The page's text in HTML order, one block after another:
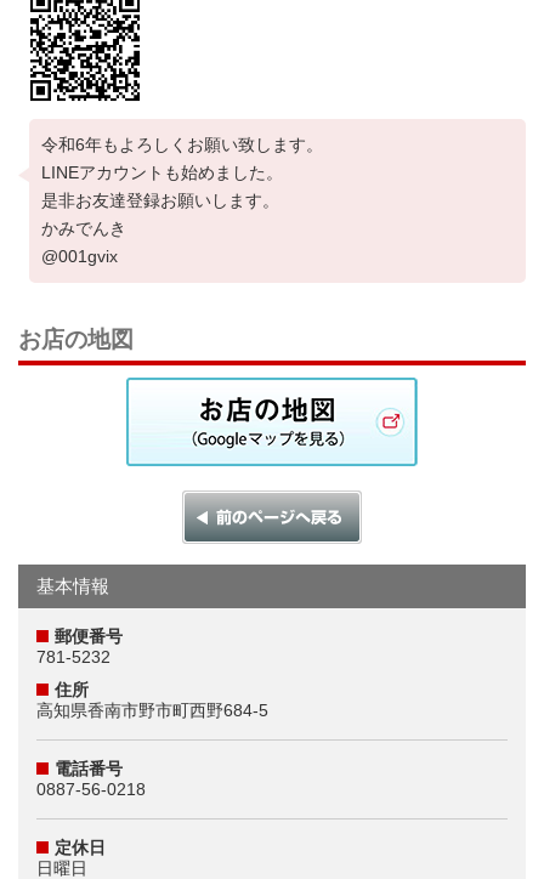
令和6年もよろしくお願い致します。
LINEアカウントも始めました。
是非お友達登録お願いします。
かみでんき
@001gvix
お店の地図
基本情報
郵便番号
781-5232
住所
高知県香南市野市町西野684-5
電話番号
0887-56-0218
定休日
日曜日